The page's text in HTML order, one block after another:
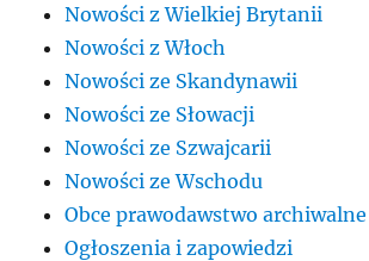
Nowości z Wielkiej Brytanii
Nowości z Włoch
Nowości ze Skandynawii
Nowości ze Słowacji
Nowości ze Szwajcarii
Nowości ze Wschodu
Obce prawodawstwo archiwalne
Ogłoszenia i zapowiedzi